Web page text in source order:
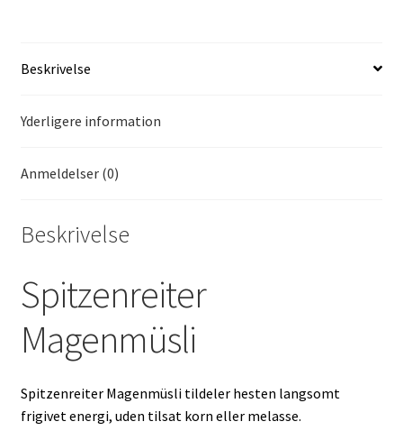
Beskrivelse
Yderligere information
Anmeldelser (0)
Beskrivelse
Spitzenreiter
Magenmüsli
Spitzenreiter Magenmüsli tildeler hesten langsomt
frigivet energi, uden tilsat korn eller melasse.